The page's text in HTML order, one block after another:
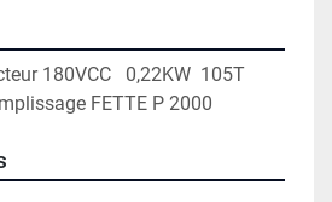
180VCC   0,22KW  105T
FETTE P 2000